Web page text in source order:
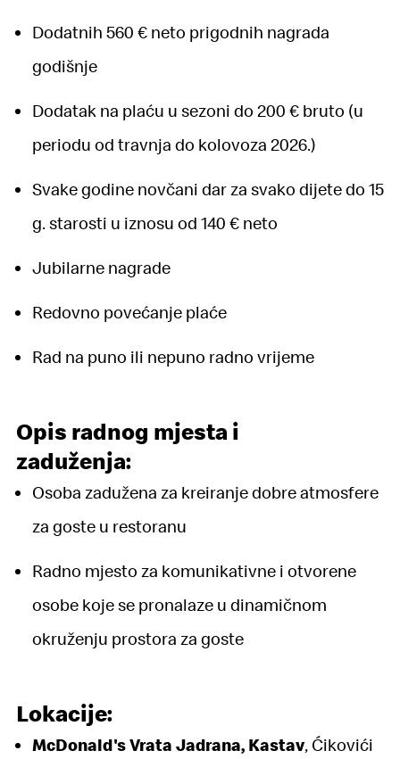
Dodatnih 560 € neto prigodnih nagrada
godišnje
Dodatak na plaću u sezoni do 200 € bruto (u
periodu od travnja do kolovoza 2026.)
Svake godine novčani dar za svako dijete do 15
g. starosti u iznosu od 140 € neto
Jubilarne nagrade
Redovno povećanje plaće
Rad na puno ili nepuno radno vrijeme
Opis radnog mjesta i
zaduženja:
Osoba zadužena za kreiranje dobre atmosfere
za goste u restoranu
Radno mjesto za komunikativne i otvorene
osobe koje se pronalaze u dinamičnom
okruženju prostora za goste
Lokacije:
McDonald's Vrata Jadrana, Kastav,Ćikovići